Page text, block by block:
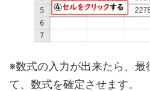
※数式の入力が出来たら、
て、数式を確定させます。